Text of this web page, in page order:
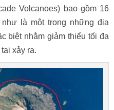
Volcanoes) bao gồm 16
là một trong những địa
biệt nhằm giảm thiểu tối đa
xảy ra.